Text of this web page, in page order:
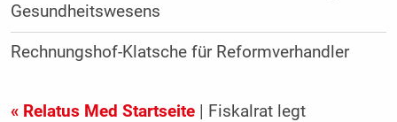
Gesundheitswesens
Rechnungshof-Klatsche für Reformverhandler
« Relatus Med Startseite| Fiskalrat legt